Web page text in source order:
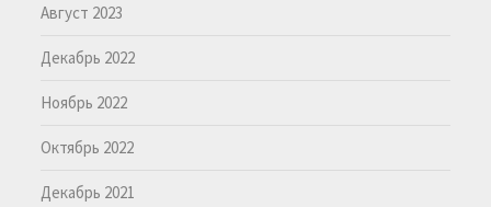
Август 2023
Декабрь 2022
Ноябрь 2022
Октябрь 2022
Декабрь 2021